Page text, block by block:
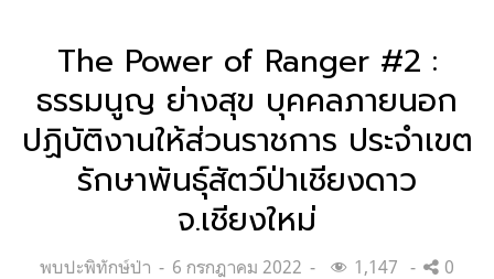
The Power of Ranger #2 :
ธรรมนูญ ย่างสุข บุคคลภายนอก
ปฏิบัติงานให้ส่วนราชการ ประจำเขต
รักษาพันธุ์สัตว์ป่าเชียงดาว
จ.เชียงใหม่
Categories:
พบปะพิทักษ์ป่า
Posted
6 กรกฎาคม 2022 1,147 0